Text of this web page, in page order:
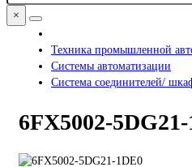
×
Техника промышленной
Системы автоматизации
Система соединителей/
6FX5002-